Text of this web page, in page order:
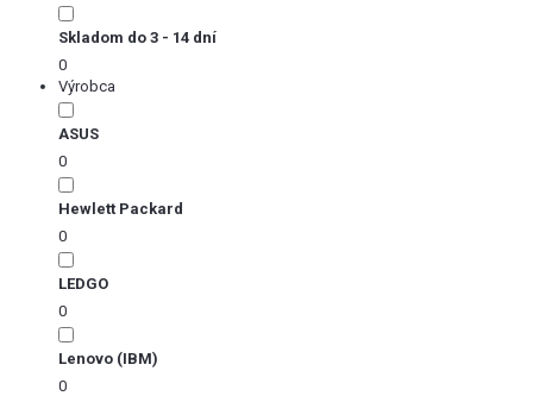
Skladom do 3 - 14 dní
0
Výrobca
ASUS
0
Hewlett Packard
0
LEDGO
0
Lenovo (IBM)
0